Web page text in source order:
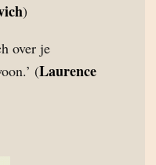
)
over je
(Laurence